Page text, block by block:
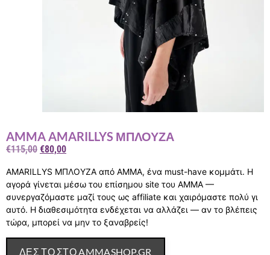
AMMA AMARILLYS ΜΠΛΟΥΖΑ
€115,00 €80,00
AMARILLYS ΜΠΛΟΥΖΑ από AMMA, ένα must-have κομμάτι. Η
αγορά γίνεται μέσω του επίσημου site του AMMA —
συνεργαζόμαστε μαζί τους ως affiliate και χαιρόμαστε πολύ γι
αυτό. Η διαθεσιμότητα ενδέχεται να αλλάζει — αν το βλέπεις
τώρα, μπορεί να μην το ξαναβρείς!
ΔΕΣ ΤΟ ΣΤΟ AMMASHOP.GR